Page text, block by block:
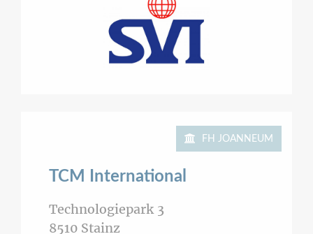
FH JOANNEUM
TCM International
Technologiepark 3
8510 Stainz